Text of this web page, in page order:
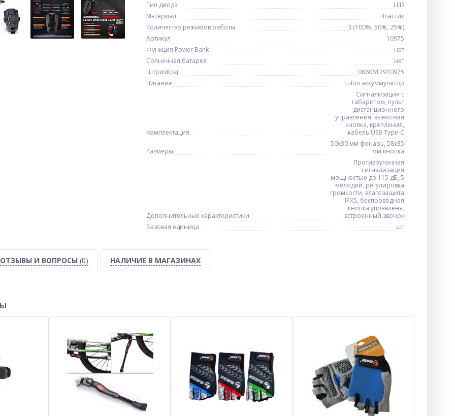
Часы наручные 7980
Детские watch календарь,
purple
0.30
Электробритва VGR V-347
BLACK, роторная, IPX7
8.50
Vip: $8.00
Туристический набор
Traveler 3 в 1 походный нож,
вилка, ложка 11,3 см K-603
Опт $2.31
Vip: $2.20
Тип диода
LED
Материал
Пластик
Количество режимов работы
3 (100%, 50%, 25%)
Артикул
10975
Функция Power Bank
нет
Солнечная батарея
нет
ШтрихКод
0860612910975
Питание
Li-Ion аккуммулятор
Комплектация
Сигнализация с
габаритом, пульт
дистанционного
управления, выносная
кнопка, крепления,
кабель USB Type-C
Размеры
50х30 мм фонарь, 58х35
мм кнопка
Дополнительные характеристики
Противоугонная
сигнализация
мощностью до 115 дБ, 5
мелодий, регулировка
громкости, влагозащита
IPX5, беспроводная
кнопка управленя,
встроенный звонок
Базовая единица
шт
ОТЗЫВЫ И ВОПРОСЫ (0) НАЛИЧИЕ В МАГАЗИНАХ